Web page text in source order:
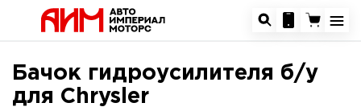
Бачок гидроусилителя б/у
для Chrysler